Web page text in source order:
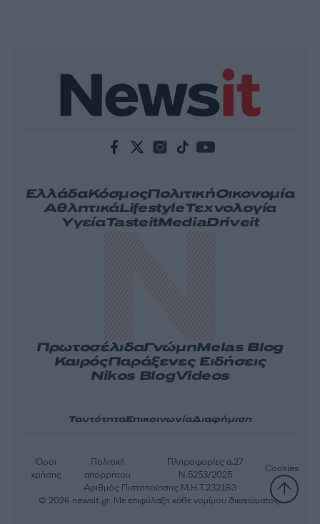
ΕλλάδαΚόσμοςΠολιτικήΟικονομία
ΑθλητικάLifestyleΤεχνολογία
ΥγείαTasteitMediaDriveit
ΠρωτοσέλιδαΓνώμηMelas Blog
ΚαιρόςΠαράξενες Ειδήσεις
Nikos BlogVideos
ΤαυτότηταΕπικοινωνίαΔιαφήμιση
Αριθμός Πιστοποίησης Μ.Η.Τ.232163
Όροι
χρήσης
Πολιτική
απορρήτου
Πληροφορίες α.27
Ν.5253/2025
Cookies
© 2026 newsit.gr. Με επιφύλαξη κάθε νομίμου δικαιώματος.